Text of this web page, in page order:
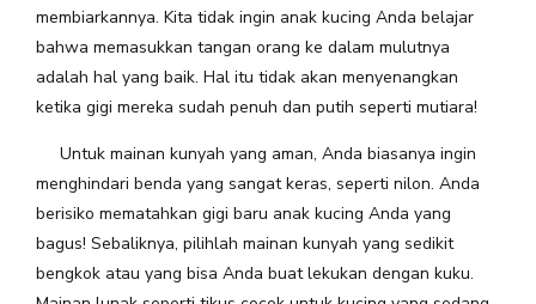
membiarkannya. Kita tidak ingin anak kucing Anda belajar
bahwa memasukkan tangan orang ke dalam mulutnya
adalah hal yang baik. Hal itu tidak akan menyenangkan
ketika gigi mereka sudah penuh dan putih seperti mutiara!
Untuk mainan kunyah yang aman, Anda biasanya ingin
menghindari benda yang sangat keras, seperti nilon. Anda
berisiko mematahkan gigi baru anak kucing Anda yang
bagus! Sebaliknya, pilihlah mainan kunyah yang sedikit
bengkok atau yang bisa Anda buat lekukan dengan kuku.